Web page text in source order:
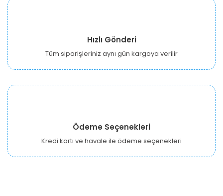
Hızlı Gönderi
Tüm siparişleriniz aynı gün kargoya verilir
Ödeme Seçenekleri
Kredi kartı ve havale ile ödeme seçenekleri